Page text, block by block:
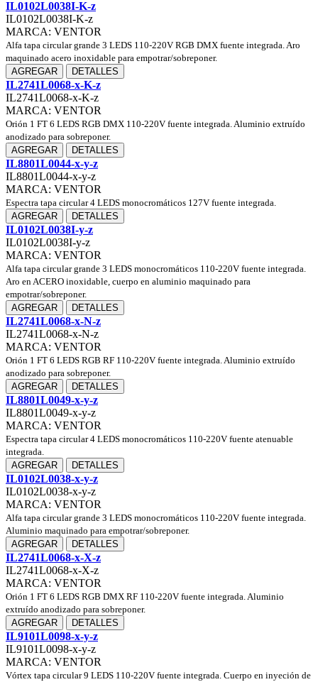
IL0102L0038I-K-z
IL0102L0038I-K-z
MARCA: VENTOR
Alfa tapa circular grande 3 LEDS 110-220V RGB DMX fuente integrada. Aro
maquinado acero inoxidable para empotrar/sobreponer.
AGREGAR
DETALLES
IL2741L0068-x-K-z
IL2741L0068-x-K-z
MARCA: VENTOR
Orión 1 FT 6 LEDS RGB DMX 110-220V fuente integrada. Aluminio extruído
anodizado para sobreponer.
AGREGAR
DETALLES
IL8801L0044-x-y-z
IL8801L0044-x-y-z
MARCA: VENTOR
Espectra tapa circular 4 LEDS monocromáticos 127V fuente integrada.
AGREGAR
DETALLES
IL0102L0038I-y-z
IL0102L0038I-y-z
MARCA: VENTOR
Alfa tapa circular grande 3 LEDS monocromáticos 110-220V fuente integrada.
Aro en ACERO inoxidable, cuerpo en aluminio maquinado para
empotrar/sobreponer.
AGREGAR
DETALLES
IL2741L0068-x-N-z
IL2741L0068-x-N-z
MARCA: VENTOR
Orión 1 FT 6 LEDS RGB RF 110-220V fuente integrada. Aluminio extruído
anodizado para sobreponer.
AGREGAR
DETALLES
IL8801L0049-x-y-z
IL8801L0049-x-y-z
MARCA: VENTOR
Espectra tapa circular 4 LEDS monocromáticos 110-220V fuente atenuable
integrada.
AGREGAR
DETALLES
IL0102L0038-x-y-z
IL0102L0038-x-y-z
MARCA: VENTOR
Alfa tapa circular grande 3 LEDS monocromáticos 110-220V fuente integrada.
Aluminio maquinado para empotrar/sobreponer.
AGREGAR
DETALLES
IL2741L0068-x-X-z
IL2741L0068-x-X-z
MARCA: VENTOR
Orión 1 FT 6 LEDS RGB DMX RF 110-220V fuente integrada. Aluminio
extruído anodizado para sobreponer.
AGREGAR
DETALLES
IL9101L0098-x-y-z
IL9101L0098-x-y-z
MARCA: VENTOR
Vórtex tapa circular 9 LEDS 110-220V fuente integrada. Cuerpo en inyeción de